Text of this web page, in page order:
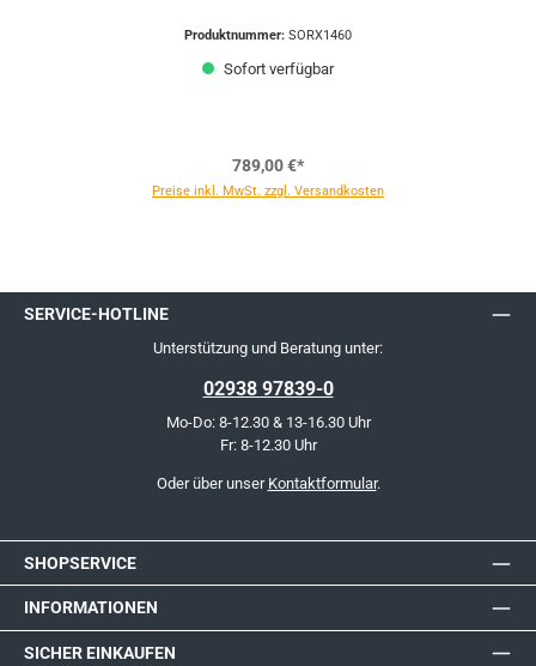
Produktnummer: SORX1460
Sofort verfügbar
789,00 €*
Preise inkl. MwSt. zzgl. Versandkosten
SERVICE-HOTLINE
Unterstützung und Beratung unter:
02938 97839-0
Mo-Do: 8-12.30 & 13-16.30 Uhr
Fr: 8-12.30 Uhr
Oder über unser Kontaktformular.
SHOPSERVICE
INFORMATIONEN
SICHER EINKAUFEN